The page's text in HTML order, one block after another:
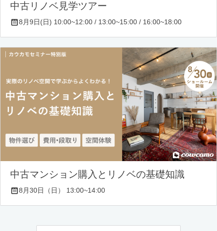
中古リノベ見学ツアー
8月9日(日) 10:00~12:00 / 13:00~15:00 / 16:00~18:00
中古マンション購入とリノベの基礎知識
8月30日（日） 13:00~14:00